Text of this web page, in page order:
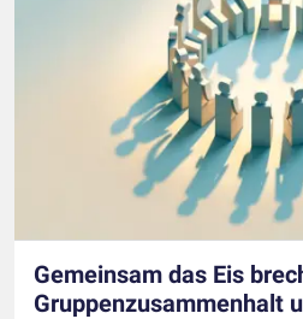
Gemeinsam das Eis
Gruppenzusammenhalt